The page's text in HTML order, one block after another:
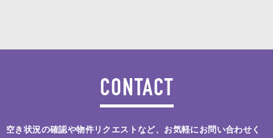
CONTACT
空き状況の確認や物件リクエストなど、お気軽にお問い合わせく